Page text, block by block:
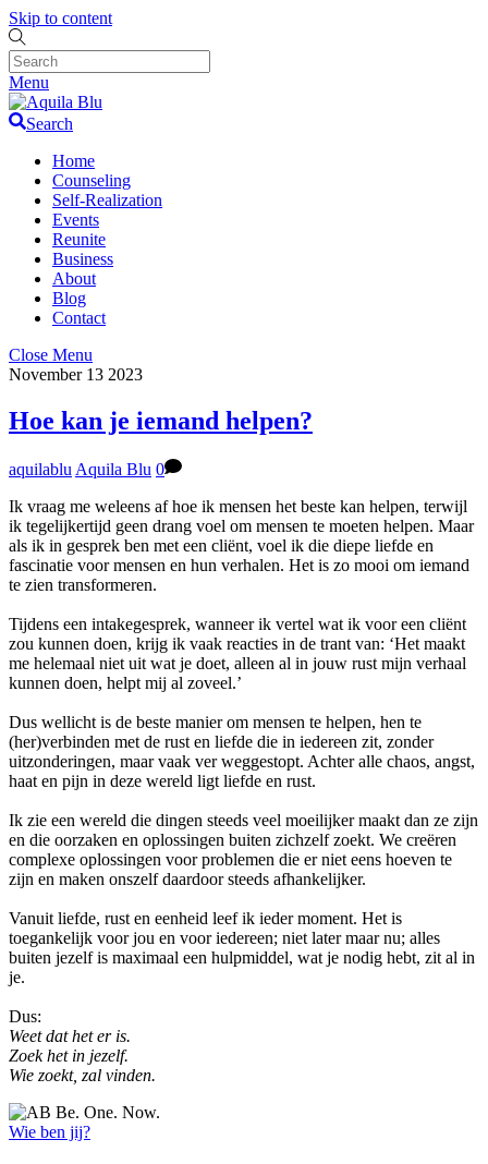
Skip to content
Menu
Search
Home
Counseling
Self-Realization
Events
Reunite
Business
About
Blog
Contact
Close Menu
November 13 2023
Hoe kan je iemand helpen?
aquilablu Aquila Blu 0
Ik vraag me weleens af hoe ik mensen het beste kan helpen, terwijl
ik tegelijkertijd geen drang voel om mensen te moeten helpen. Maar
als ik in gesprek ben met een cliënt, voel ik die diepe liefde en
fascinatie voor mensen en hun verhalen. Het is zo mooi om iemand
te zien transformeren.
Tijdens een intakegesprek, wanneer ik vertel wat ik voor een cliënt
zou kunnen doen, krijg ik vaak reacties in de trant van: ‘Het maakt
me helemaal niet uit wat je doet, alleen al in jouw rust mijn verhaal
kunnen doen, helpt mij al zoveel.’
Dus wellicht is de beste manier om mensen te helpen, hen te
(her)verbinden met de rust en liefde die in iedereen zit, zonder
uitzonderingen, maar vaak ver weggestopt. Achter alle chaos, angst,
haat en pijn in deze wereld ligt liefde en rust.
Ik zie een wereld die dingen steeds veel moeilijker maakt dan ze zijn
en die oorzaken en oplossingen buiten zichzelf zoekt. We creëren
complexe oplossingen voor problemen die er niet eens hoeven te
zijn en maken onszelf daardoor steeds afhankelijker.
Vanuit liefde, rust en eenheid leef ik ieder moment. Het is
toegankelijk voor jou en voor iedereen; niet later maar nu; alles
buiten jezelf is maximaal een hulpmiddel, wat je nodig hebt, zit al in
je.
Dus:
Weet dat het er is.
Zoek het in jezelf.
Wie zoekt, zal vinden.
Wie ben jij?